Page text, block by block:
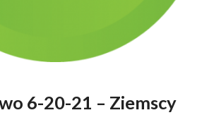
6-20-21 – Ziemscy